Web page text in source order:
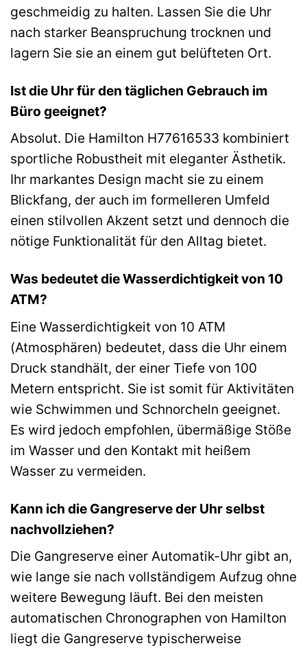
geschmeidig zu halten. Lassen Sie die Uhr
nach starker Beanspruchung trocknen und
lagern Sie sie an einem gut belüfteten Ort.
Ist die Uhr für den täglichen Gebrauch im
Büro geeignet?
Absolut. Die Hamilton H77616533 kombiniert
sportliche Robustheit mit eleganter Ästhetik.
Ihr markantes Design macht sie zu einem
Blickfang, der auch im formelleren Umfeld
einen stilvollen Akzent setzt und dennoch die
nötige Funktionalität für den Alltag bietet.
Was bedeutet die Wasserdichtigkeit von 10
ATM?
Eine Wasserdichtigkeit von 10 ATM
(Atmosphären) bedeutet, dass die Uhr einem
Druck standhält, der einer Tiefe von 100
Metern entspricht. Sie ist somit für Aktivitäten
wie Schwimmen und Schnorcheln geeignet.
Es wird jedoch empfohlen, übermäßige Stöße
im Wasser und den Kontakt mit heißem
Wasser zu vermeiden.
Kann ich die Gangreserve der Uhr selbst
nachvollziehen?
Die Gangreserve einer Automatik-Uhr gibt an,
wie lange sie nach vollständigem Aufzug ohne
weitere Bewegung läuft. Bei den meisten
automatischen Chronographen von Hamilton
liegt die Gangreserve typischerweise